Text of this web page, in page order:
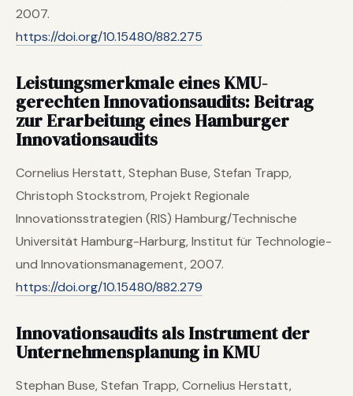
2007.
https://doi.org/10.15480/882.275
Leistungsmerkmale eines KMU-
gerechten Innovationsaudits: Beitrag
zur Erarbeitung eines Hamburger
Innovationsaudits
Cornelius Herstatt, Stephan Buse, Stefan Trapp,
Christoph Stockstrom, Projekt Regionale
Innovationsstrategien (RIS) Hamburg/Technische
Universität Hamburg-Harburg, Institut für Technologie-
und Innovationsmanagement, 2007.
https://doi.org/10.15480/882.279
Innovationsaudits als Instrument der
Unternehmensplanung in KMU
Stephan Buse, Stefan Trapp, Cornelius Herstatt,